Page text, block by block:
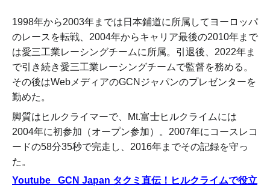
1998年から2003年までは日本鋪道に所属してヨーロッパ
のレースを転戦、2004年からキャリア最後の2010年まで
は愛三工業レーシングチームに所属。引退後、2022年ま
で引き続き愛三工業レーシングチームで監督を務める。
その後はWebメディアのGCNジャパンのプレゼンターを
勤めた。
脚質はヒルクライマーで、Mt.富士ヒルクライムには
2004年に初参加（オープン参加）。2007年にコースレコ
ードの58分35秒で完走し、2016年までその記録を守っ
た。
Youtube GCN Japan タクミ直伝！ヒルクライムで役立